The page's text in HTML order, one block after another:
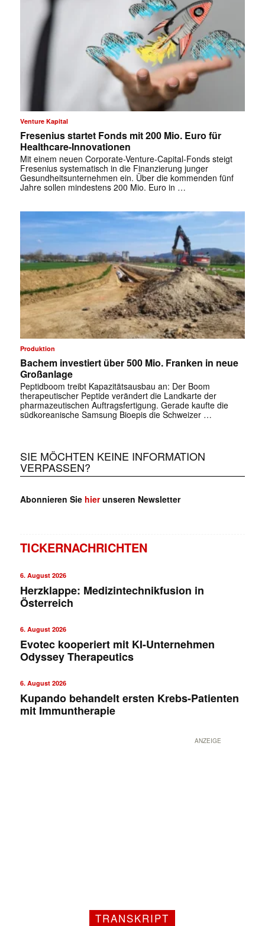
Venture Kapital
Fresenius startet Fonds mit 200 Mio. Euro für
Healthcare-Innovationen
Mit einem neuen Corporate-Venture-Capital-Fonds steigt
Fresenius systematisch in die Finanzierung junger
Gesundheitsunternehmen ein. Über die kommenden fünf
Jahre sollen mindestens 200 Mio. Euro in …
Produktion
Bachem investiert über 500 Mio. Franken in neue
Großanlage
Peptidboom treibt Kapazitätsausbau an: Der Boom
therapeutischer Peptide verändert die Landkarte der
pharmazeutischen Auftragsfertigung. Gerade kaufte die
südkoreanische Samsung Bioepis die Schweizer …
SIE MÖCHTEN KEINE INFORMATION
VERPASSEN?
Abonnieren Sie hierunseren Newsletter
TICKERNACHRICHTEN
6. August 2026
Herzklappe: Medizintechnikfusion in
Österreich
6. August 2026
Evotec kooperiert mit KI-Unternehmen
Odyssey Therapeutics
6. August 2026
Kupando behandelt ersten Krebs-Patienten
mit Immuntherapie
ANZEIGE
TRANSKRIPT